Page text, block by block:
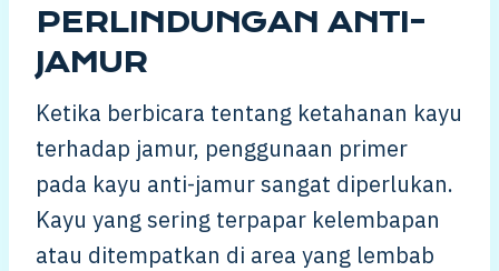
PERLINDUNGAN ANTI-
JAMUR
Ketika berbicara tentang ketahanan kayu
terhadap jamur, penggunaan primer
pada kayu anti-jamur sangat diperlukan.
Kayu yang sering terpapar kelembapan
atau ditempatkan di area yang lembab